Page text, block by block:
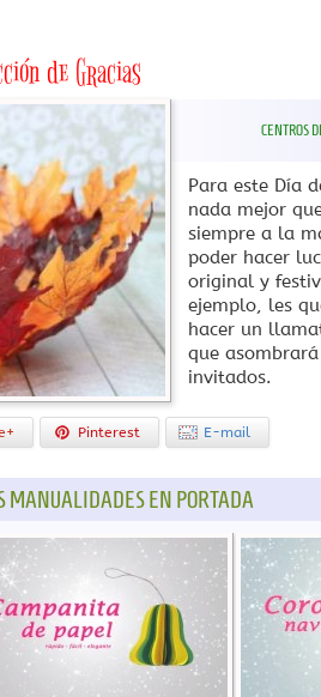
de Gracias
CENTROS
Para este Día
nada mejor
siempre a la
poder hacer
original y
ejemplo, les
hacer un
que
invitados.
Pinterest E-mail
MANUALIDADES EN PORTADA